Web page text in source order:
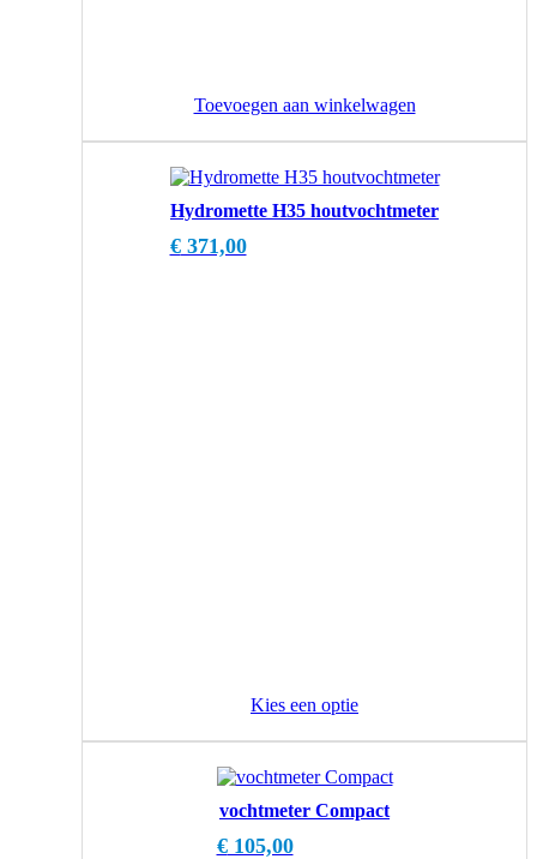
Toevoegen aan winkelwagen
Hydromette H35 houtvochtmeter
€371,00
Kies een optie
vochtmeter Compact
€105,00